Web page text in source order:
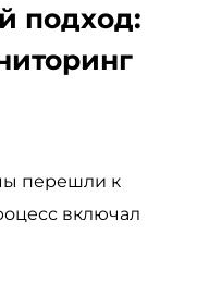
подход:
перешли к
включал